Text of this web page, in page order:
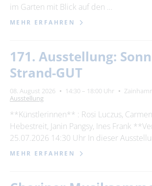
im Garten mit Blick auf den …
MEHR ERFAHREN
171. Ausstellung:
Strand-GUT
08. August 2026 14:30 – 18:00 Uhr
Ausstellung
**Künstlerinnen** : Rosi Luczus,
Hebestreit, Janin Pangsy, Ines Frank
25.07.2026 14:30 Uhr In dieser
MEHR ERFAHREN